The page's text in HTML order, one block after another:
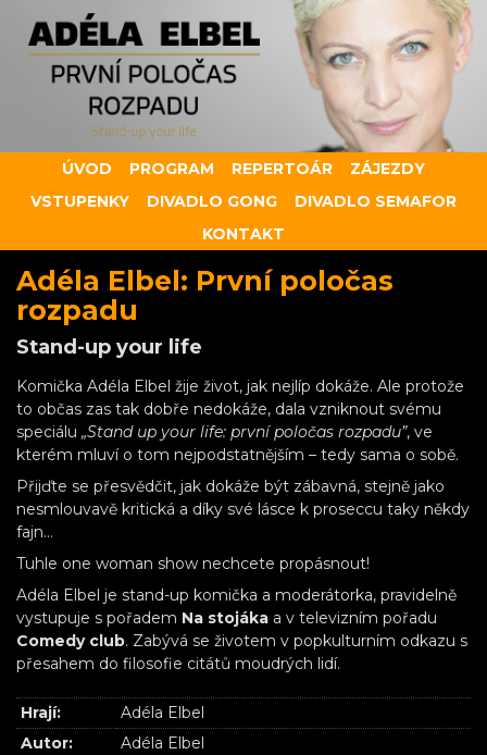
ÚVOD PROGRAM REPERTOÁR
ZÁJEZDY
VSTUPENKY
DIVADLO GONG
DIVADLO SEMAFOR
KONTAKT
Adéla Elbel: První poločas
rozpadu
Stand-up your life
Komička Adéla Elbel žije život, jak nejlíp dokáže. Ale protože
to občas zas tak dobře nedokáže, dala vzniknout svému
speciálu „Stand up your life: první poločas rozpadu”, ve
kterém mluví o tom nejpodstatnějším – tedy sama o sobě.
Přijďte se přesvědčit, jak dokáže být zábavná, stejně jako
nesmlouvavě kritická a díky své lásce k proseccu taky někdy
fajn…
Tuhle one woman show nechcete propásnout!
Adéla Elbel je stand-up komička a moderátorka, pravidelně
vystupuje s pořadem Na stojáka a v televizním pořadu
Comedy club. Zabývá se životem v popkulturním odkazu s
přesahem do filosofie citátů moudrých lidí.
Hrají:
Adéla Elbel
Autor:
Adéla Elbel